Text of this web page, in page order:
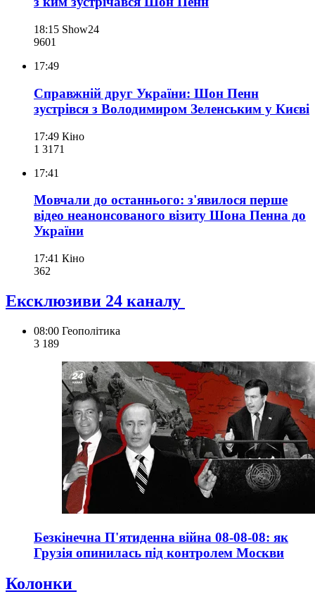
18:15 Show24
9601
17:49
Справжній друг України: Шон Пенн
зустрівся з Володимиром Зеленським у Києві
17:49 Кіно
1 3171
17:41
Мовчали до останнього: з'явилося перше
відео неанонсованого візиту Шона Пенна до
України
17:41 Кіно
362
Ексклюзиви 24 каналу
08:00 Геополітика
3 189
Безкінечна П'ятиденна війна 08-08-08: як
Грузія опинилась під контролем Москви
Колонки